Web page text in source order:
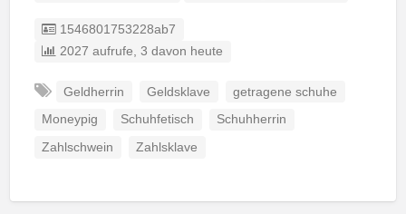
Listing ID
1546801753228ab7
2027 aufrufe, 3 davon heute
Geldherrin Geldsklave getragene schuhe
Moneypig Schuhfetisch Schuhherrin
Zahlschwein Zahlsklave